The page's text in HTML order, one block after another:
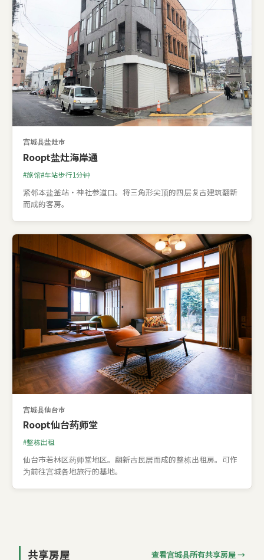
宫城县盐灶市
Roopt盐灶海岸通
旅馆 车站步行1分钟
紧邻本盐釜站・神社参道口。将三角形尖顶的四层复古建筑翻新
而成的客房。
宫城县仙台市
Roopt仙台药师堂
整栋出租
仙台市若林区药师堂地区。翻新古民居而成的整栋出租房。可作
为前往宫城各地旅行的基地。
共享房屋 查看宫城县所有共享房屋 →